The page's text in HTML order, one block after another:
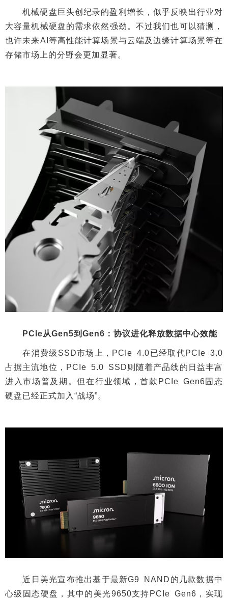
机械硬盘巨头创纪录的盈利增长，似乎反映出行业对
大容量机械硬盘的需求依然强劲。不过我们也可以猜测，
也许未来AI等高性能计算场景与云端及边缘计算场景等在
存储市场上的分野会更加显著。
PCIe从Gen5到Gen6：协议进化释放数据中心效能
在消费级SSD市场上，PCIe 4.0已经取代PCIe 3.0
占据主流地位，PCIe 5.0 SSD则随着产品线的日益丰富
进入市场普及期。但在行业领域，首款PCIe Gen6固态
硬盘已经正式加入“战场”。
近日美光宣布推出基于最新G9 NAND的几款数据中
心级固态硬盘，其中的美光9650支持PCIe Gen6，实现